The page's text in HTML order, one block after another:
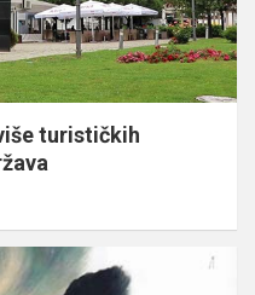
turističkih